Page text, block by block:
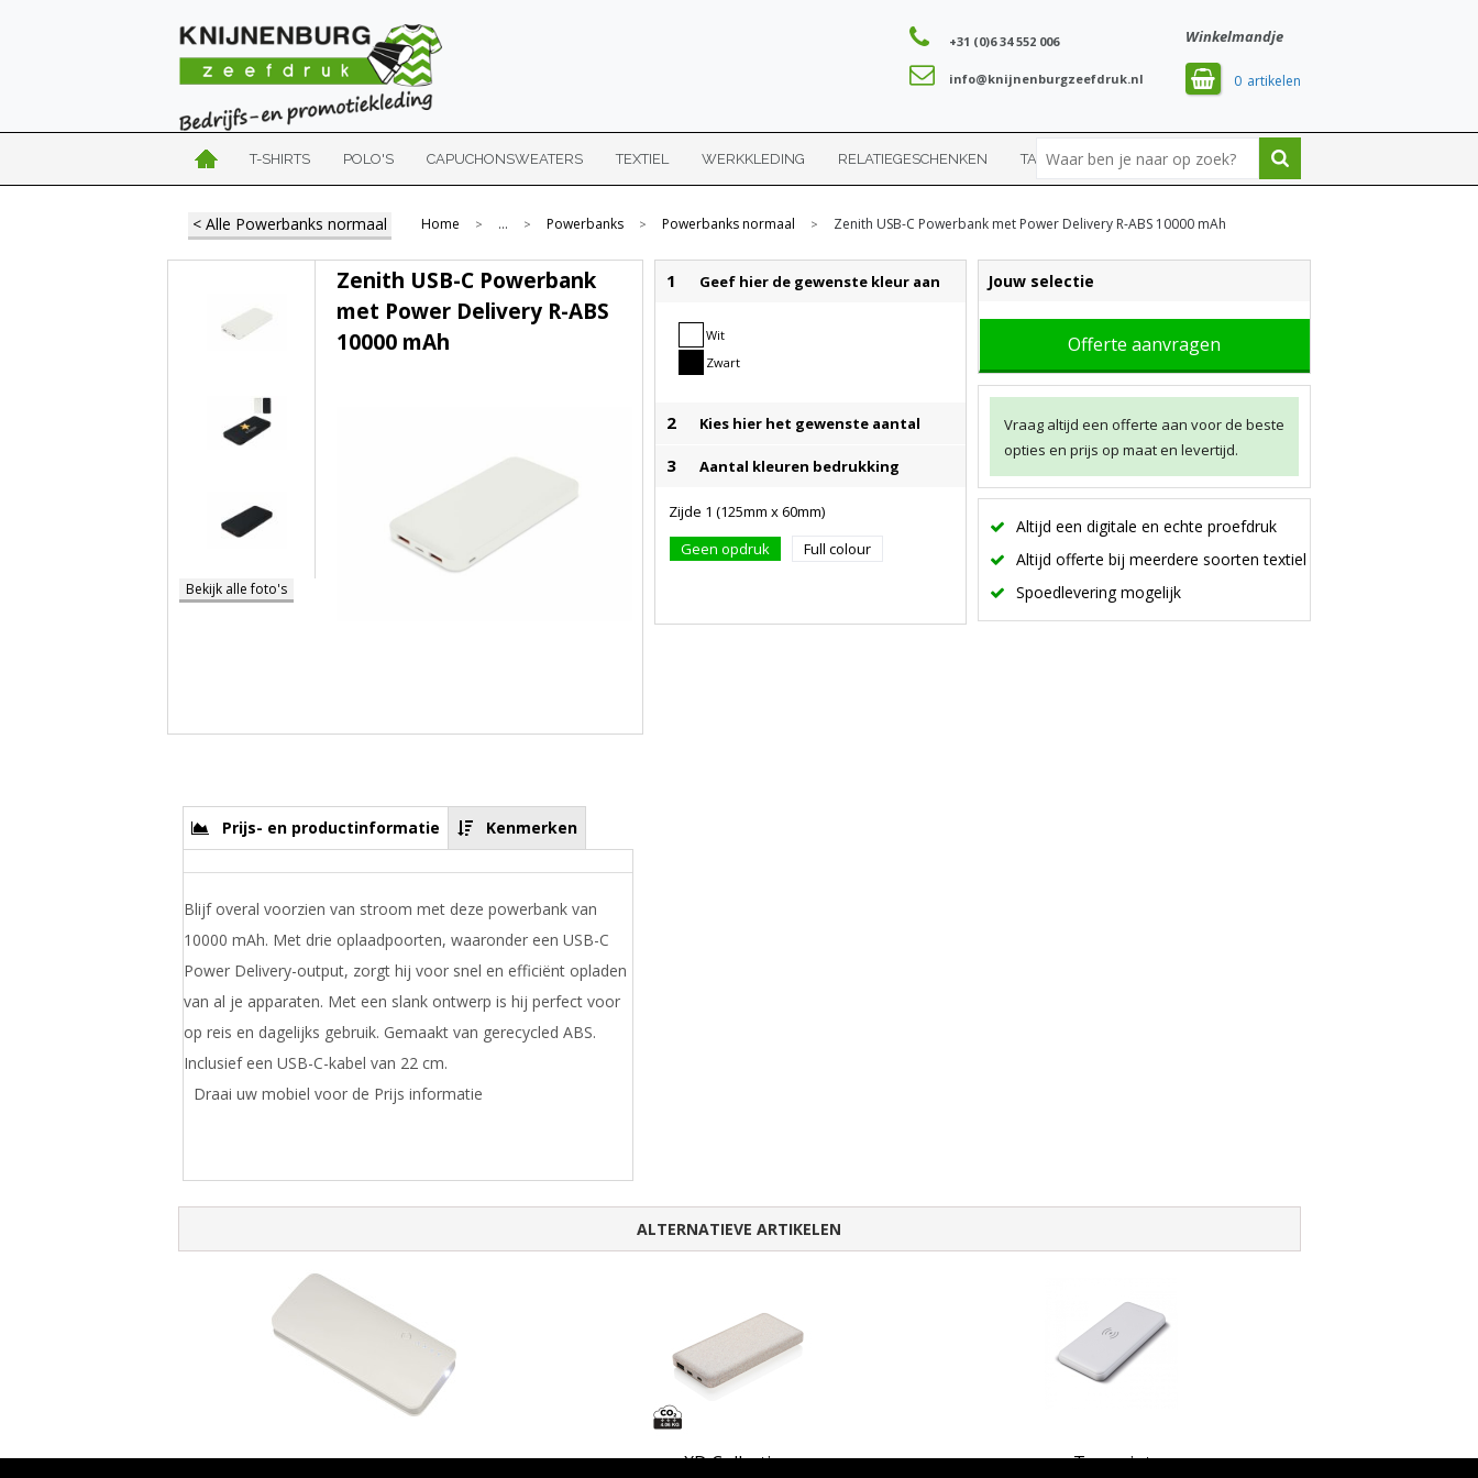
Winkelmandje
0
+31 (0)6 34 552 006
info@knijnenburgzeefdruk.nl
T-SHIRTS POLO'S CAPUCHONSWEATERS TEXTIEL WERKKLEDING RELATIEGESCHENKEN TASSEN SPORT
< Alle Powerbanks normaal Home > ... > Powerbanks > Powerbanks normaal > Zenith USB-C Powerbank met Power Delivery R-ABS 10000 mAh
1 Geef hier de gewenste kleur aan
Wit
Zwart
2 Kies hier het gewenste aantal
3 Aantal kleuren bedrukking
Zijde 1 (125mm x 60mm)
Geen opdruk
Full colour
Jouw selectie
Offerte aanvragen
Vraag altijd een offerte aan voor de beste
opties en prijs op maat en levertijd.
Altijd een digitale en echte proefdruk
Altijd offerte bij meerdere soorten textiel
Spoedlevering mogelijk
Bekijk alle foto's
Zenith USB-C Powerbank
met Power Delivery R-ABS
10000 mAh
Prijs- en productinformatie Kenmerken
Blijf overal voorzien van stroom met deze powerbank van
10000 mAh. Met drie oplaadpoorten, waaronder een USB-C
Power Delivery-output, zorgt hij voor snel en efficiënt opladen
van al je apparaten. Met een slank ontwerp is hij perfect voor
op reis en dagelijks gebruik. Gemaakt van gerecycled ABS.
Inclusief een USB-C-kabel van 22 cm.
Draai uw mobiel voor de Prijs informatie
ALTERNATIEVE ARTIKELEN
XD Collection Toppoint